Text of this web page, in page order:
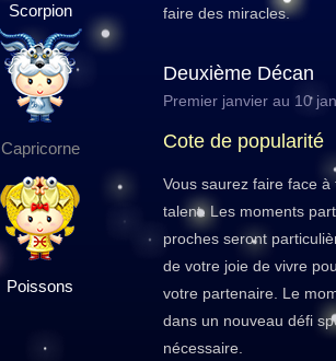
Scorpion
Capricorne
Poissons
faire des miracles.
Deuxième Décan
Premier janvier au 10
Cote de popularité
Vous saurez faire face
talent. Les moments
proches seront
de votre joie de vivre
votre partenaire. Le
dans un nouveau défi
nécessaire.